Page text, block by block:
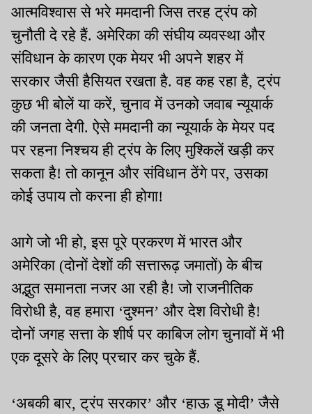
आत्मविश्वास से भरे ममदानी जिस तरह ट्रंप को
चुनौती दे रहे हैं. अमेरिका की संघीय व्यवस्था और
संविधान के कारण एक मेयर भी अपने शहर में
सरकार जैसी हैसियत रखता है. वह कह रहा है, ट्रंप
कुछ भी बोलें या करें, चुनाव में उनको जवाब न्यूयार्क
की जनता देगी. ऐसे ममदानी का न्यूयार्क के मेयर पद
पर रहना निश्चय ही ट्रंप के लिए मुश्किलें खड़ी कर
सकता है! तो कानून और संविधान ठेंगे पर, उसका
कोई उपाय तो करना ही होगा!
आगे जो भी हो, इस पूरे प्रकरण में भारत और
अमेरिका (दोनों देशों की सत्तारूढ़ जमातों) के बीच
अद्भुत समानता नजर आ रही है! जो राजनीतिक
विरोधी है, वह हमारा ‘दुश्मन’ और देश विरोधी है!
दोनों जगह सत्ता के शीर्ष पर काबिज लोग चुनावों में भी
एक दूसरे के लिए प्रचार कर चुके हैं.
‘अबकी बार, ट्रंप सरकार’ और ‘हाऊ डू मोदी’ जैसे